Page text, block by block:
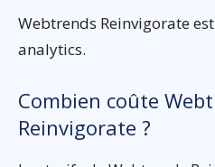
Webtrends Reinvigorate
analytics.
Combien coûte
Reinvigorate ?